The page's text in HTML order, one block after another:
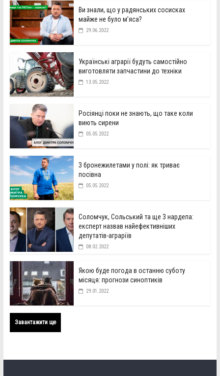
Ви знали, що у радянських сосисках
майже не було м’яса?
29.06.2022
Українські аграрії будуть самостійно
виготовляти запчастини до техніки
13.05.2022
Росіянці поки не знають, що таке коли
виють сирени
05.05.2022
З бронежилетами у полі: як триває
посівна
05.05.2022
Соломчук, Сольський та ще 3 нардепа:
експерт назвав найефективніших
депутатів-аграріїв
08.02.2022
Якою буде погода в останню суботу
місяця: прогнози синоптиків
29.01.2022
Завантажити ще